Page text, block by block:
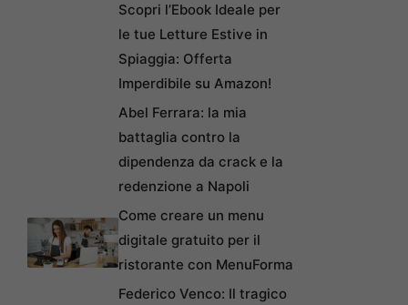
Scopri l’Ebook Ideale per
le tue Letture Estive in
Spiaggia: Offerta
Imperdibile su Amazon!
Abel Ferrara: la mia
battaglia contro la
dipendenza da crack e la
redenzione a Napoli
Come creare un menu
digitale gratuito per il
ristorante con MenuForma
Federico Venco: Il tragico